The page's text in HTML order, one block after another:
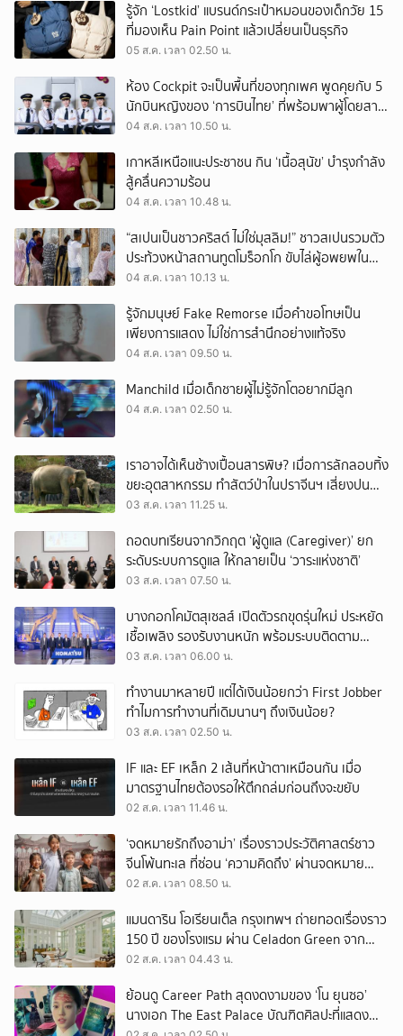
รู้จัก ‘Lostkid’ แบรนด์กระเป๋าหมอนของเด็กวัย 15
ที่มองเห็น Pain Point แล้วเปลี่ยนเป็นธุรกิจ
05 ส.ค. เวลา 02.50 น.
ห้อง Cockpit จะเป็นพื้นที่ของทุกเพศ พูดคุยกับ 5
นักบินหญิงของ ‘การบินไทย’ ที่พร้อมพาผู้โดยสาร
บินไปทั่วโลก
04 ส.ค. เวลา 10.50 น.
เกาหลีเหนือแนะประชาชน กิน ‘เนื้อสุนัข’ บำรุงกำลัง
สู้คลื่นความร้อน
04 ส.ค. เวลา 10.48 น.
“สเปนเป็นชาวคริสต์ ไม่ใช่มุสลิม!” ชาวสเปนรวมตัว
ประท้วงหน้าสถานทูตโมร็อกโก ขับไล่ผู้อพยพใน
เมืองเซวตาออกนอกประเทศ
04 ส.ค. เวลา 10.13 น.
รู้จักมนุษย์ Fake Remorse เมื่อคำขอโทษเป็น
เพียงการแสดง ไม่ใช่การสำนึกอย่างแท้จริง
04 ส.ค. เวลา 09.50 น.
Manchild เมื่อเด็กชายผู้ไม่รู้จักโตอยากมีลูก
04 ส.ค. เวลา 02.50 น.
เราอาจได้เห็นช้างเปื้อนสารพิษ? เมื่อการลักลอบทิ้ง
ขยะอุตสาหกรรม ทำสัตว์ป่าในปราจีนฯ เสี่ยงปน
เปื้อน
03 ส.ค. เวลา 11.25 น.
ถอดบทเรียนจากวิกฤต ‘ผู้ดูแล (Caregiver)’ ยก
ระดับระบบการดูแล ให้กลายเป็น ‘วาระแห่งชาติ’
03 ส.ค. เวลา 07.50 น.
บางกอกโคมัตสุเซลส์ เปิดตัวรถขุดรุ่นใหม่ ประหยัด
เชื้อเพลิง รองรับงานหนัก พร้อมระบบติดตาม
เครื่องจักรผ่านดาวเทียม
03 ส.ค. เวลา 06.00 น.
ทำงานมาหลายปี แต่ได้เงินน้อยกว่า First Jobber
ทำไมการทำงานที่เดิมนานๆ ถึงเงินน้อย?
03 ส.ค. เวลา 02.50 น.
IF และ EF เหล็ก 2 เส้นที่หน้าตาเหมือนกัน เมื่อ
มาตรฐานไทยต้องรอให้ตึกถล่มก่อนถึงจะขยับ
02 ส.ค. เวลา 11.46 น.
‘จดหมายรักถึงอาม่า’ เรื่องราวประวัติศาสตร์ชาว
จีนโพ้นทะเล ที่ซ่อน ‘ความคิดถึง’ ผ่านจดหมาย
‘โพยก๊วน’
02 ส.ค. เวลา 08.50 น.
แมนดาริน โอเรียนเต็ล กรุงเทพฯ ถ่ายทอดเรื่องราว
150 ปี ของโรงแรม ผ่าน Celadon Green จาก
เครื่องศิลาดล
02 ส.ค. เวลา 04.43 น.
ย้อนดู Career Path สุดงดงามของ ‘โน ยุนซอ’
นางเอก The East Palace บัณฑิตศิลปะที่แสดง